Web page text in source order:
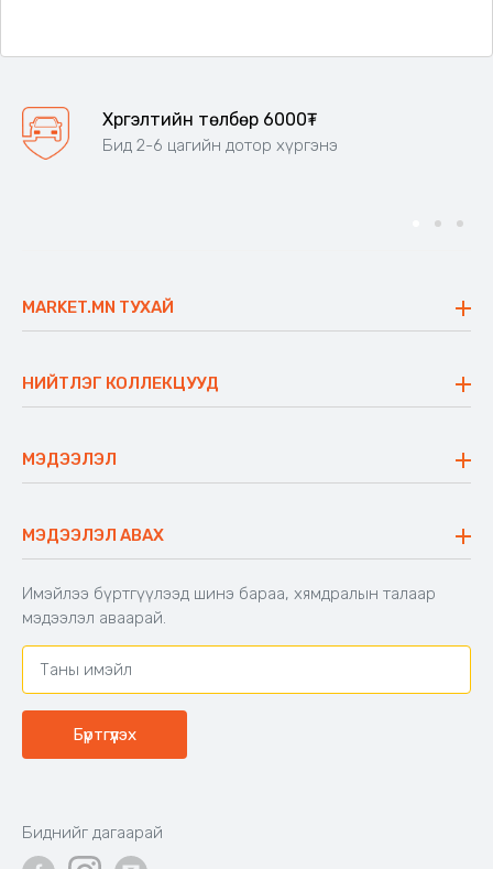
Хүргэлтийн төлбөр 6000₮
Бид 2-6 цагийн дотор хүргэнэ
MARKET.MN ТУХАЙ
Үнэт зүйлс
Ажлын байр
Блог
НИЙТЛЭГ КОЛЛЕКЦУУД
Сүүдрэвч
Аяны ширээ
Аяны түшлэгтэй сандал
МЭДЭЭЛЭЛ
Буцаалтын журам
Захиалга шалгах
Хамтран ажиллах
Холбоо барих
МЭДЭЭЛЭЛ АВАХ
Имэйлээ бүртгүүлээд шинэ бараа, хямдралын талаар
мэдээлэл аваарай.
Бүртгүүлэх
Биднийг дагаарай